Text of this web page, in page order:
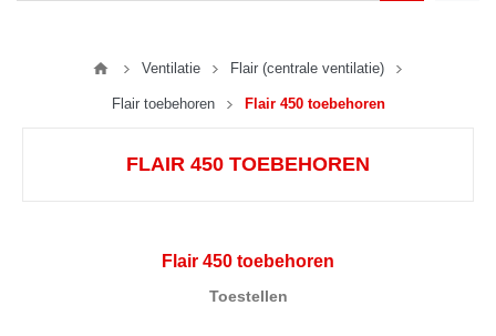
Ventilatie Flair (centrale ventilatie)
Flair toebehoren Flair 450 toebehoren
FLAIR 450 TOEBEHOREN
Flair 450 toebehoren
Toestellen